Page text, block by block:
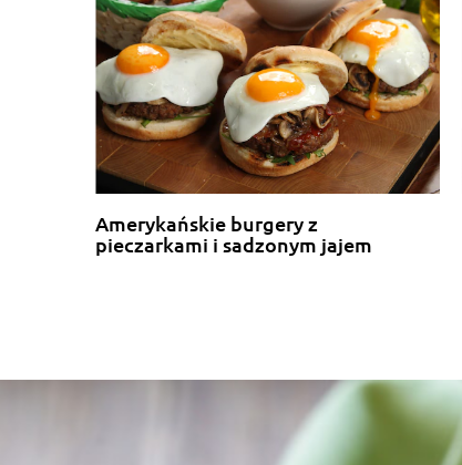
Amerykańskie burgery z
pieczarkami i sadzonym jajem